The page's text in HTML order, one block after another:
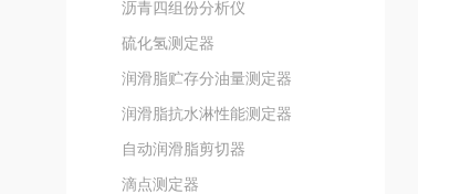
沥青四组份分析仪
硫化氢测定器
润滑脂贮存分油量测定器
润滑脂抗水淋性能测定器
自动润滑脂剪切器
滴点测定器